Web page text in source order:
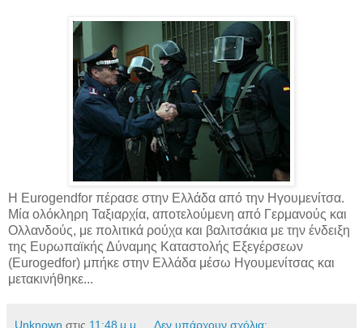
H Eurogendfor πέρασε στην Ελλάδα από την Ηγουμενίτσα.
Μία ολόκληρη Ταξιαρχία, αποτελούμενη από Γερμανούς και
Ολλανδούς, με πολιτικά ρούχα και βαλιτσάκια με την ένδειξη
της Ευρωπαϊκής Δύναμης Καταστολής Εξεγέρσεων
(Eurogedfor) μπήκε στην Ελλάδα μέσω Ηγουμενίτσας και
μετακινήθηκε...
Unknown στις 11:48 μ.μ. Δεν υπάρχουν σχόλια: